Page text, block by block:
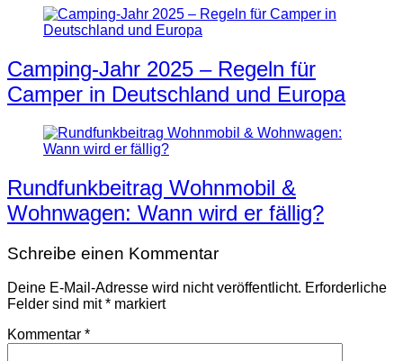
Camping-Jahr 2025 – Regeln für
Camper in Deutschland und Europa
Rundfunkbeitrag Wohnmobil &
Wohnwagen: Wann wird er fällig?
Schreibe einen Kommentar
Deine E-Mail-Adresse wird nicht veröffentlicht. Erforderliche
Felder sind mit* markiert
Kommentar *